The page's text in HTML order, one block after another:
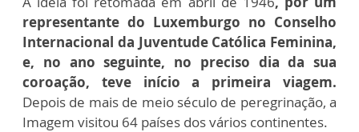
representante do Luxemburgo no Conselho
Internacional da Juventude Católica Feminina,
e, no ano seguinte, no preciso dia da sua
coroação, teve início a primeira viagem.
Depois de mais de meio século de peregrinação, a
Imagem visitou 64 países dos vários continentes.